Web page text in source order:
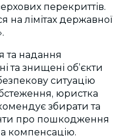
перекриттів.
на лімітах державної
та надання
та знищені об’єкти
ситуацію
юристка
збирати та
про пошкодження
компенсацію.